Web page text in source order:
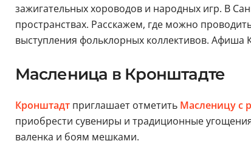
зажигательных хороводов и народных игр. В
пространствах. Расскажем, где можно
выступления фольклорных коллективов. Афиша
Масленица в Кронштадте
Кронштадтприглашает отметить Масленицу с
приобрести сувениры и традиционные
валенка и боям мешками.